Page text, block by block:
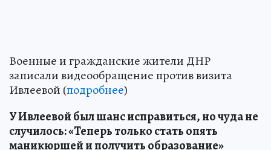
Военные и гражданские жители ДНР
записали видеообращение против визита
Ивлеевой (подробнее)
У Ивлеевой был шанс исправиться, но чуда не
случилось: «Теперь только стать опять
маникюршей и получить образование»